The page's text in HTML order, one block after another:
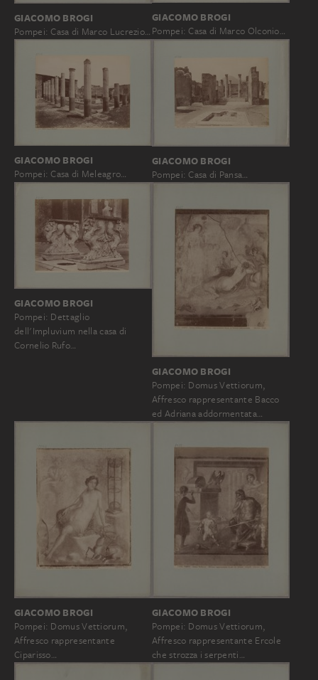
GIACOMO BROGI
Pompei: Casa di Marco Lucrezio…
GIACOMO BROGI
Pompei: Casa di Marco Olconio…
GIACOMO BROGI
Pompei: Casa di Meleagro…
GIACOMO BROGI
Pompei: Casa di Pansa…
GIACOMO BROGI
Pompei: Dettaglio
dell'Impluvium nella casa di
Cornelio Rufo…
GIACOMO BROGI
Pompei: Domus Vettiorum,
Affresco rappresentante Bacco
ed Adriana addormentata…
GIACOMO BROGI
Pompei: Domus Vettiorum,
Affresco rappresentante
Ciparisso…
GIACOMO BROGI
Pompei: Domus Vettiorum,
Affresco rappresentante Ercole
che strozza i serpenti…